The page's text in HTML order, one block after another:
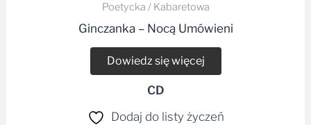
Poetycka / Kabaretowa
Ginczanka – Nocą Umówieni
Dowiedz się więcej
CD
Dodaj do listy życzeń